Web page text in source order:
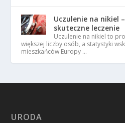
Uczulenie na nikiel
skuteczne leczenie
Uczulenie na nikiel to
większej liczby osób, a statystyki
mieszkańców Europy …
URODA